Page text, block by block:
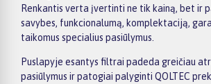
Renkantis verta įvertinti ne tik kainą, bet ir
savybes, funkcionalumą, komplektaciją,
taikomus specialius pasiūlymus.
Puslapyje esantys filtrai padeda greičiau
pasiūlymus ir patogiai palyginti QOLTEC